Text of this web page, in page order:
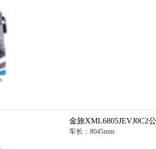
金旅XML6805JEVJ0C2
车长：8045mm